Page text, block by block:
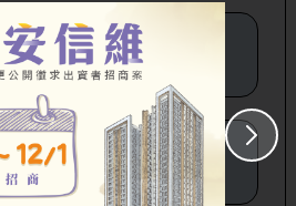
松山區(1)
萬華區(1)